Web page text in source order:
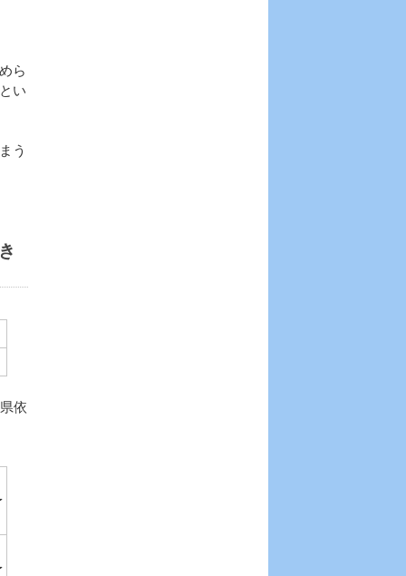
ら
い
う
依